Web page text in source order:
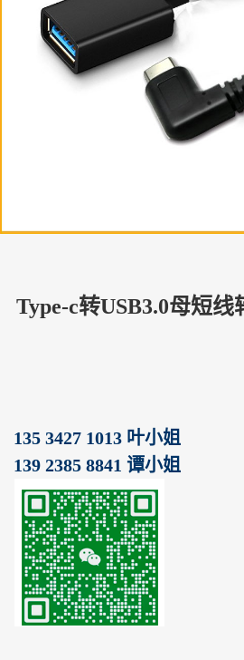
Type-c转USB3.0母短线
135 3427 1013 叶小姐
139 2385 8841 谭小姐